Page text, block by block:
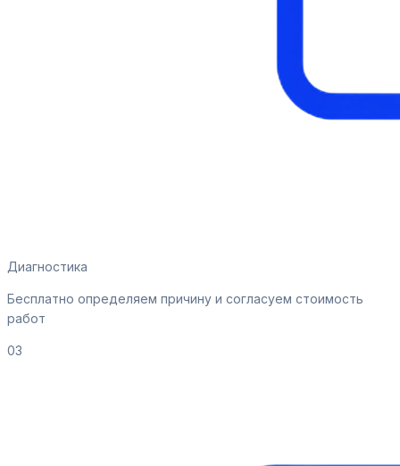
Диагностика
Бесплатно определяем причину и согласуем стоимость
работ
03